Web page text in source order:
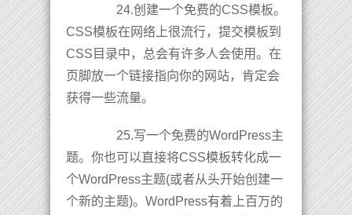
24.创建一个免费的CSS模板。
CSS模板在网络上很流行，提交模板到
CSS目录中，总会有许多人会使用。在
页脚放一个链接指向你的网站，肯定会
获得一些流量。
25.写一个免费的WordPress主
题。你也可以直接将CSS模板转化成一
个WordPress主题(或者从头开始创建一
个新的主题)。WordPress有着上百万的